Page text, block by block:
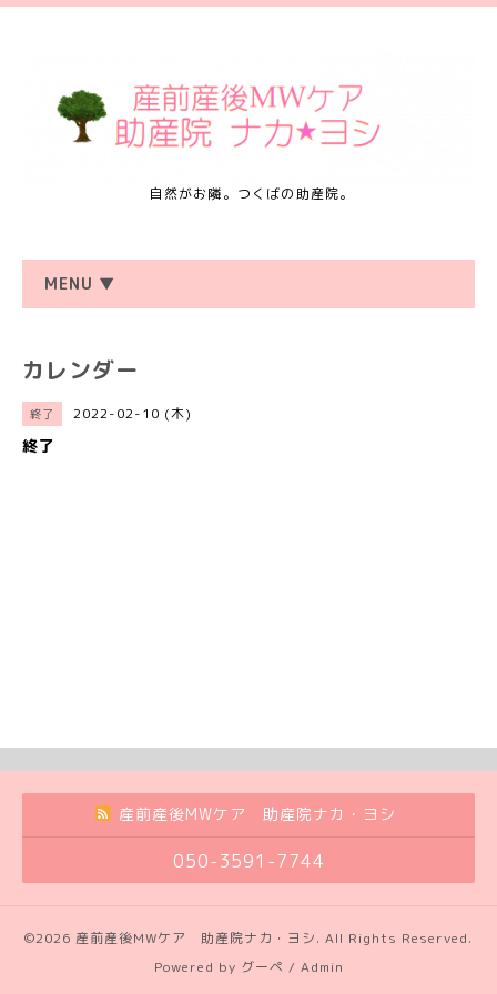
自然がお隣。つくばの助産院。
MENU ▼
カレンダー
終了 2022-02-10 (木)
終了
産前産後MWケア 助産院ナカ・ヨシ
050-3591-7744
©2026 産前産後MWケア 助産院ナカ・ヨシ. All Rights Reserved.
Powered by グーペ / Admin